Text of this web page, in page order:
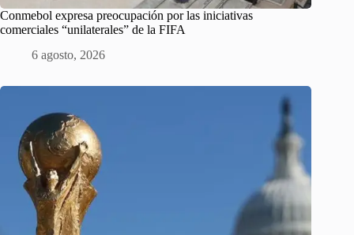
Conmebol expresa preocupación por las iniciativas
comerciales “unilaterales” de la FIFA
6 agosto, 2026